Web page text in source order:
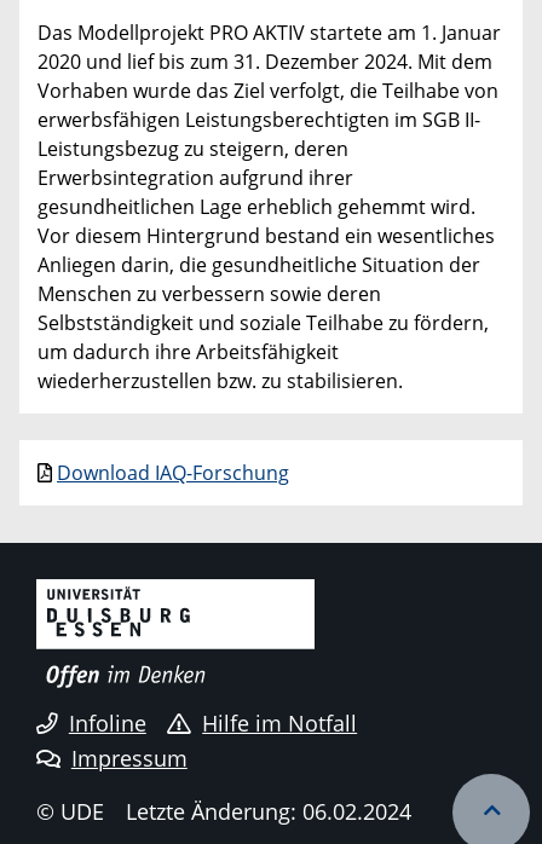
Das Modellprojekt PRO AKTIV startete am 1. Januar
2020 und lief bis zum 31. Dezember 2024. Mit dem
Vorhaben wurde das Ziel verfolgt, die Teilhabe von
erwerbsfähigen Leistungsberechtigten im SGB II-
Leistungsbezug zu steigern, deren
Erwerbsintegration aufgrund ihrer
gesundheitlichen Lage erheblich gehemmt wird.
Vor diesem Hintergrund bestand ein wesentliches
Anliegen darin, die gesundheitliche Situation der
Menschen zu verbessern sowie deren
Selbstständigkeit und soziale Teilhabe zu fördern,
um dadurch ihre Arbeitsfähigkeit
wiederherzustellen bzw. zu stabilisieren.
Download IAQ-Forschung
Infoline
Hilfe im Notfall
Impressum
© UDE
Letzte Änderung: 06.02.2024